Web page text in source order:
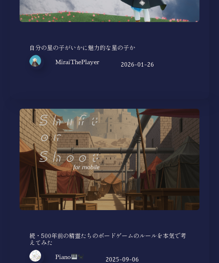
自分の星の子がいかに魅力的な星の子か
MiraiThePlayer 2026-01-26
続・500年前の精霊たちのボードゲームのルールを本気で考
えてみた
Piano 2025-09-06